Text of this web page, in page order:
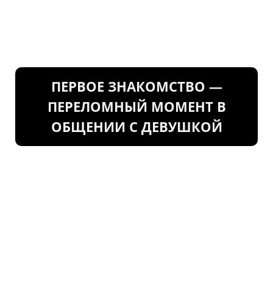
ПЕРВОЕ ЗНАКОМСТВО —
ПЕРЕЛОМНЫЙ МОМЕНТ В
ОБЩЕНИИ С ДЕВУШКОЙ